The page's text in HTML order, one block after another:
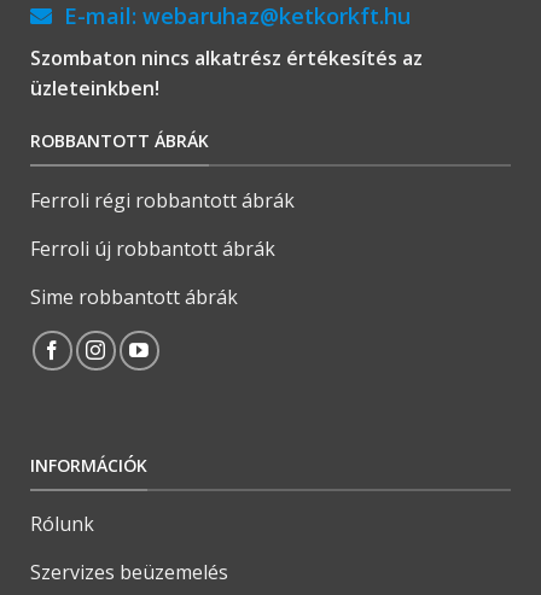
E-mail: webaruhaz@ketkorkft.hu
Szombaton nincs alkatrész értékesítés az
üzleteinkben!
ROBBANTOTT ÁBRÁK
Ferroli régi robbantott ábrák
Ferroli új robbantott ábrák
Sime robbantott ábrák
INFORMÁCIÓK
Rólunk
Szervizes beüzemelés